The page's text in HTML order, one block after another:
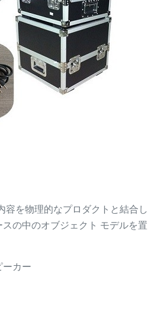
容を物理的なプロダクトと結合し
の中のオブジェクト モデルを置
ーカー